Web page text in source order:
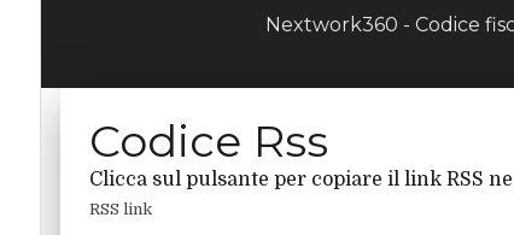
Nextwork360 - Codice
Codice Rss
Clicca sul pulsante per copiare il link RSS
RSS link